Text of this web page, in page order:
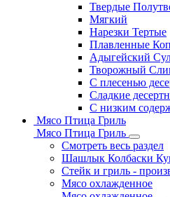
Твердые
Мягкий
Нарезки Тертые
Плавленные
Адыгейский
Творожный
С плесенью
Сладкие
С низким
Мясо Птица Гриль
Мясо Птица Гриль
Смотреть весь раздел
Шашлык Колбаски
Стейк и гриль -
Мясо охлажденное